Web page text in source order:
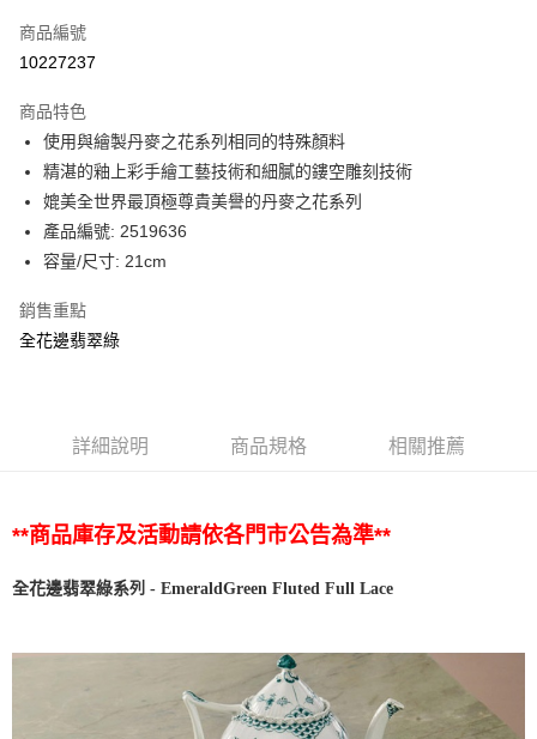
商品編號
10227237
商品特色
使用與繪製丹麥之花系列相同的特殊顏料
精湛的釉上彩手繪工藝技術和細膩的鏤空雕刻技術
媲美全世界最頂極尊貴美譽的丹麥之花系列
產品編號: 2519636
容量/尺寸: 21cm
銷售重點
全花邊翡翠綠
詳細說明 商品規格 相關推薦
**商品庫存及活動請依各門市公告為準**
全花邊翡翠綠系列 - EmeraldGreen Fluted Full Lace